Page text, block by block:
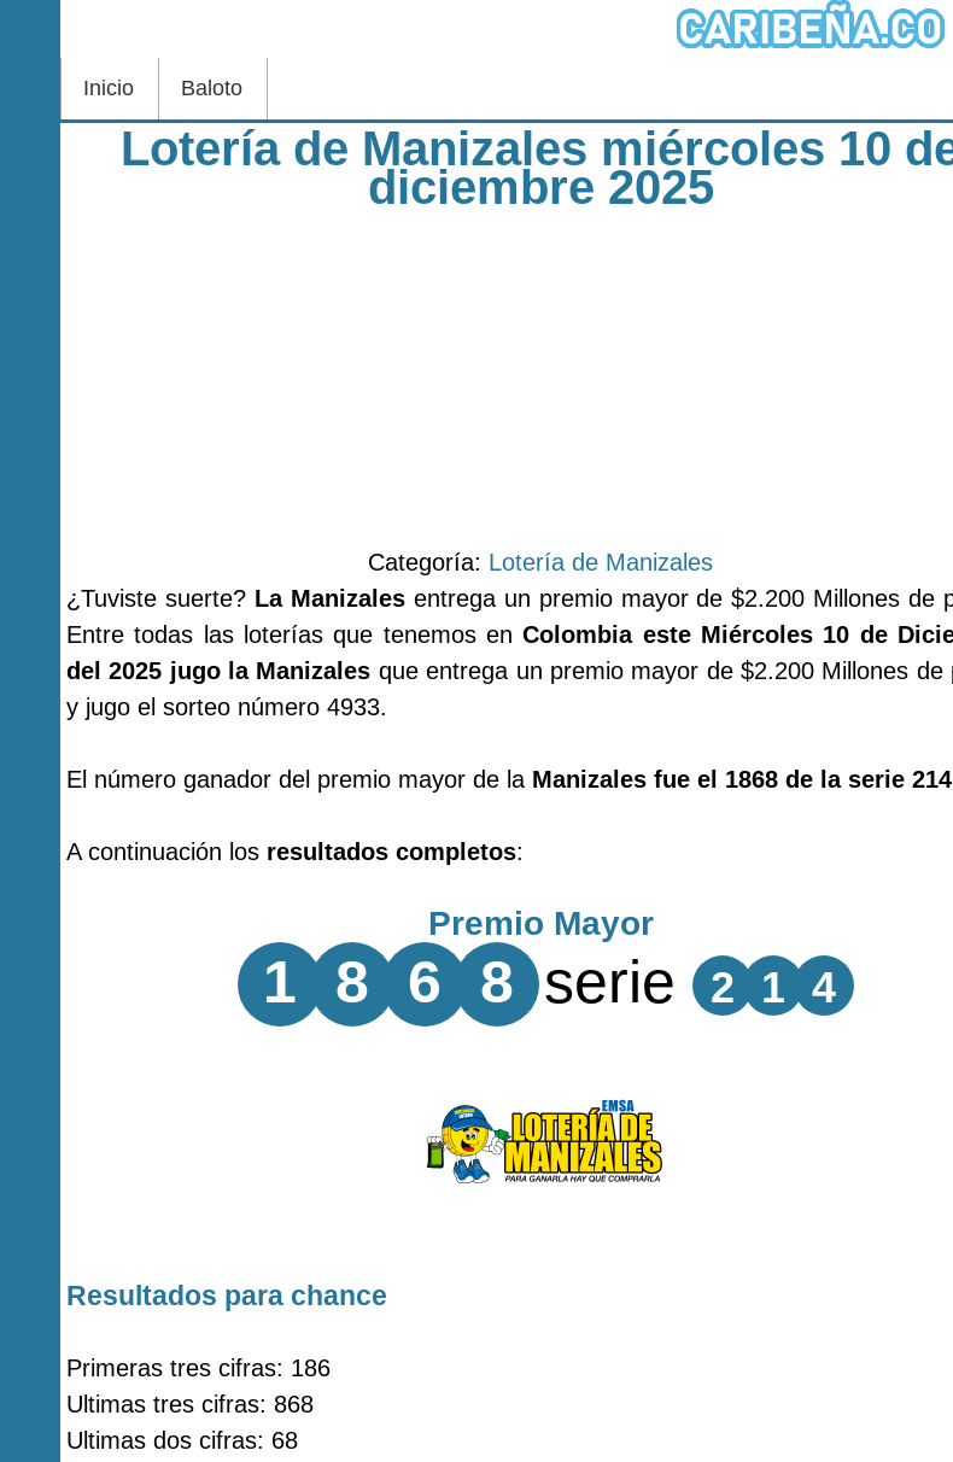
Inicio Baloto
Lotería de Manizales miércoles 10
diciembre 2025
Categoría: Lotería de Manizales
¿Tuviste suerte? La Manizalesentrega un premio mayor de $2.200 Millones de
Entre todas las loterías que tenemos enColombia este Miércoles 10 de
del 2025 jugo la Manizales que entrega un premio mayor de $2.200 Millones de
y jugo el sorteo número 4933.
El número ganador del premio mayor de la Manizales fue el 1868 de la serie 214
A continuación los resultados completos:
Premio Mayor
1 8 6 8 serie 2 1 4
Resultados para chance
Primeras tres cifras: 186
Ultimas tres cifras: 868
Ultimas dos cifras: 68